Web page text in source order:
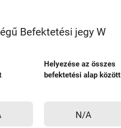
Befektetési jegy W
Helyezése az összes
befektetési alap között
N/A